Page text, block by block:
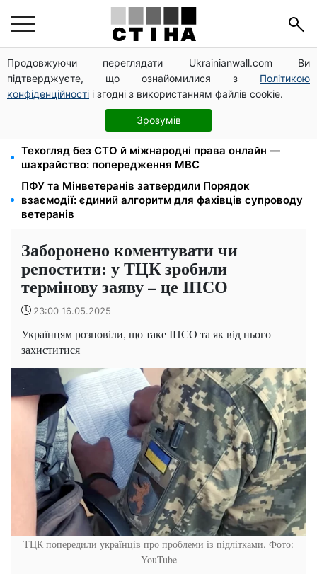
Продовжуючи переглядати Ukrainianwall.com Ви
підтверджуєте, що ознайомилися з Політикою
конфіденційності і згодні з використанням файлів cookie.
Зрозумів
1-2 набори гігієни на сім'ю: UNICEF роздає допомогу
в Запорізькій області у серпні
2000 грн щокварталу від фонду США: люди з
інвалідністю I-II групи та пенсіонери 60+ отримають
Техогляд без СТО й міжнародні права онлайн —
шахрайство: попередження МВС
ПФУ та Мінветеранів затвердили Порядок
взаємодії: єдиний алгоритм для фахівців супроводу
ветеранів
Заборонено коментувати чи
репостити: у ТЦК зробили
термінову заяву – це ІПСО
23:00 16.05.2025
Українцям розповіли, що таке ІПСО та як від нього
захиститися
ТЦК попередили українців про проблеми із підлітками. Фото:
YouTube